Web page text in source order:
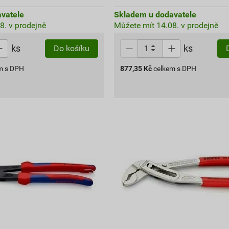
v prodejně
ks Do košíku
s DPH
Skladem u dodavatele
Můžete mít 14.08. v prodejně
ks
877,35 Kčcelkem s DPH